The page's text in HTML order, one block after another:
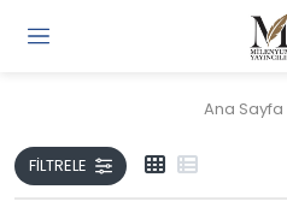
Ana Sayfa
FILTRELE